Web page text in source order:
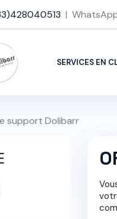
|
SERVICES EN
support Dolibarr